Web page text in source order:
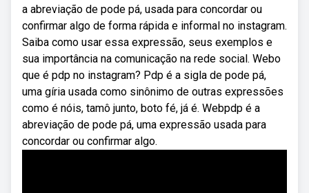
a abreviação de pode pá, usada para concordar ou
confirmar algo de forma rápida e informal no instagram.
Saiba como usar essa expressão, seus exemplos e
sua importância na comunicação na rede social. Webo
que é pdp no instagram? Pdp é a sigla de pode pá,
uma gíria usada como sinônimo de outras expressões
como é nóis, tamô junto, boto fé, já é. Webpdp é a
abreviação de pode pá, uma expressão usada para
concordar ou confirmar algo.